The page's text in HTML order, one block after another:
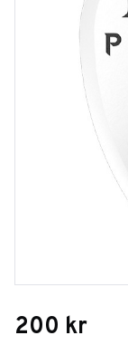
200 kr